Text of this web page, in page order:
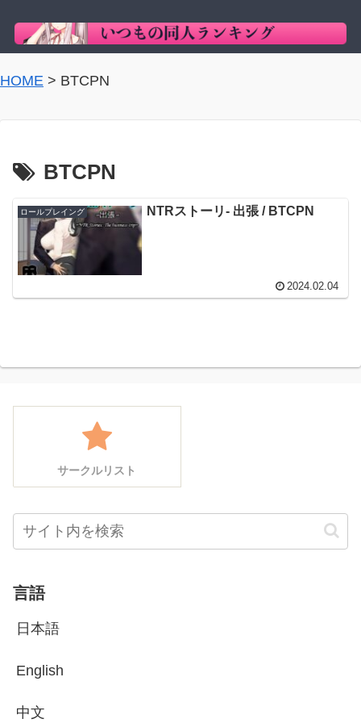
HOME > BTCPN
BTCPN
ロールプレイング NTRストーリ- 出張 / BTCPN
2024.02.04
サークルリスト
言語
日本語
English
中文